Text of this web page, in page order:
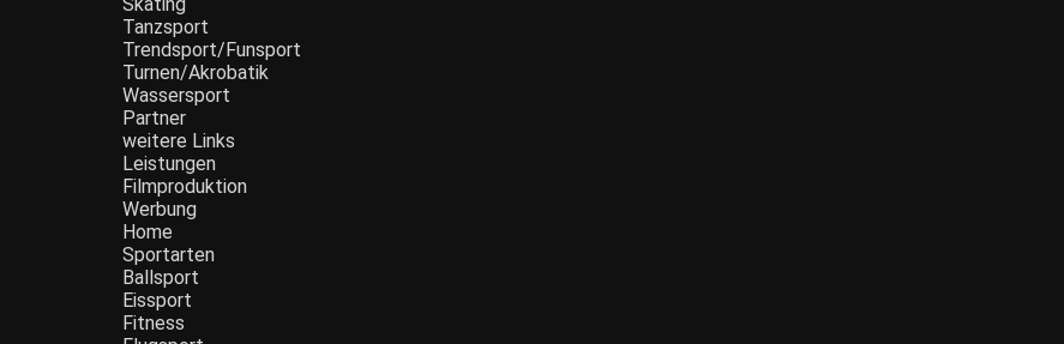
Tanzsport
Trendsport/Funsport
Turnen/Akrobatik
Wassersport
Partner
weitere Links
Leistungen
Filmproduktion
Werbung
Menü
Home
Sportarten
Ballsport
Eissport
Fitness